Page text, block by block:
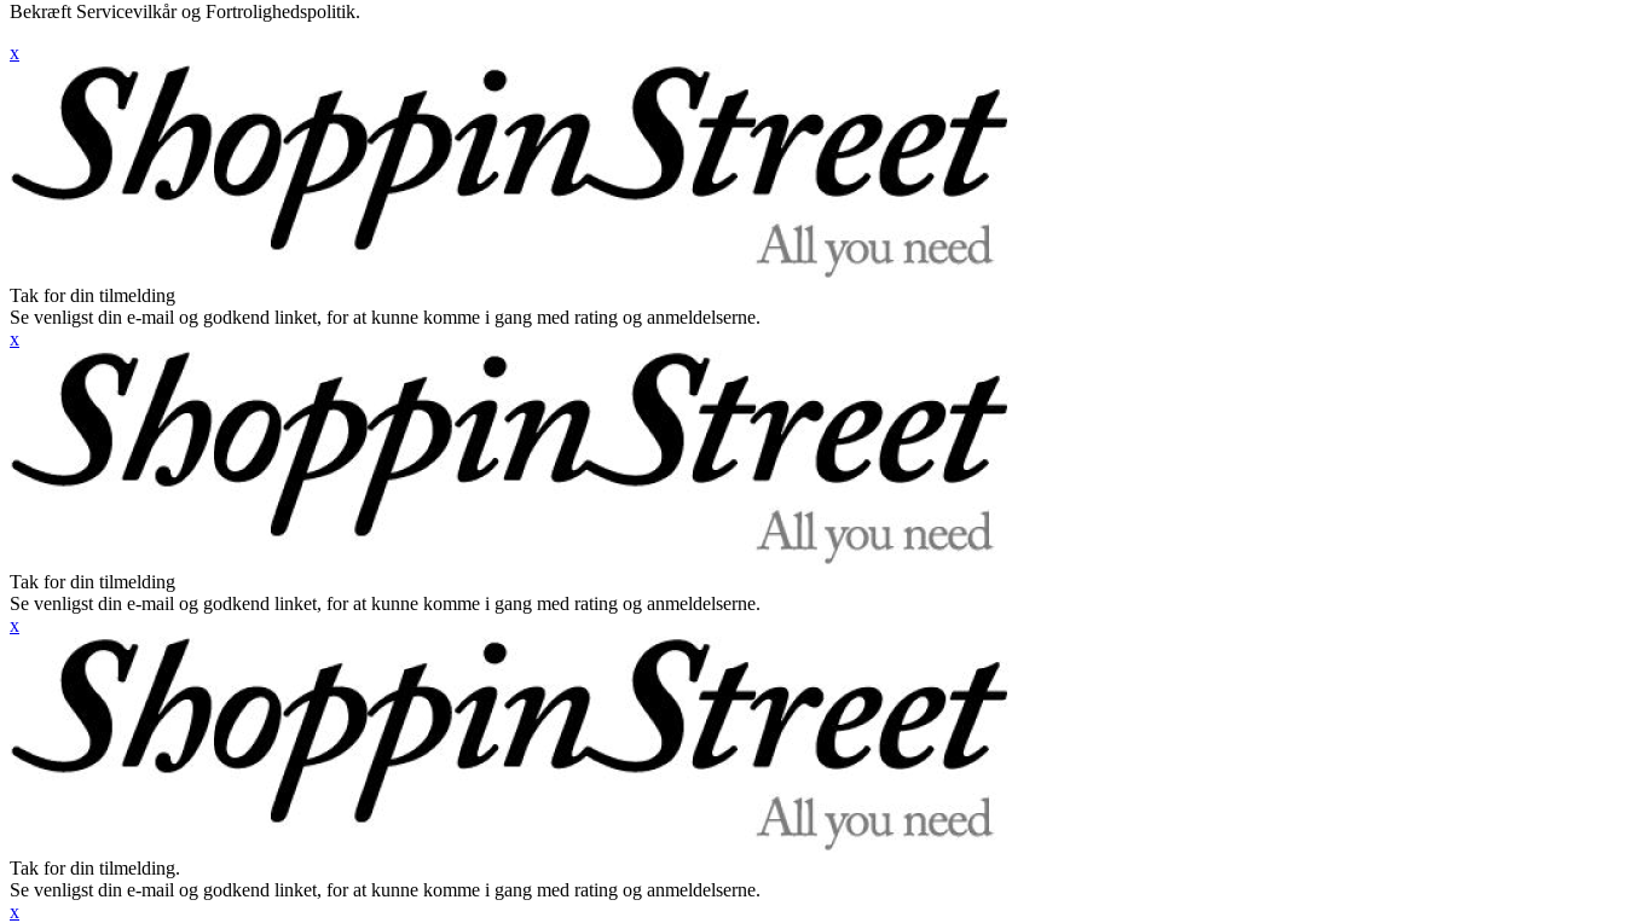
Bekræft Servicevilkår og Fortrolighedspolitik.
x
Tak for din tilmelding
Se venligst din e-mail og godkend linket, for at kunne komme i gang med rating og anmeldelserne.
x
Tak for din tilmelding
Se venligst din e-mail og godkend linket, for at kunne komme i gang med rating og anmeldelserne.
x
Tak for din tilmelding.
Se venligst din e-mail og godkend linket, for at kunne komme i gang med rating og anmeldelserne.
x